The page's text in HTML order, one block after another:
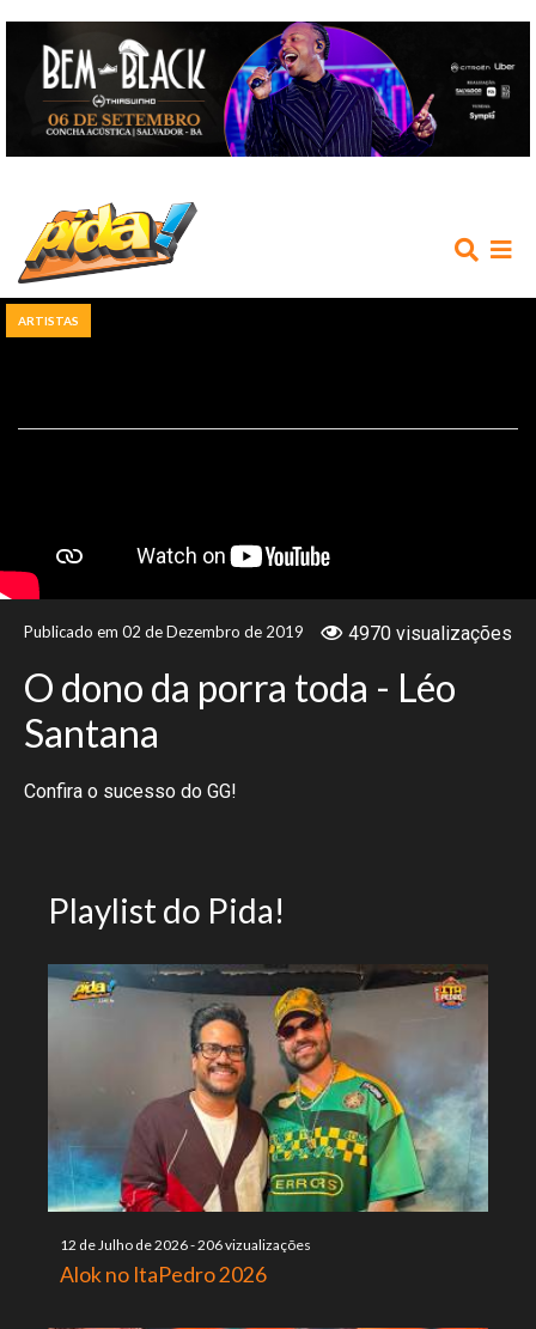
VÍDEOS
PROMOÇÕES
ARTISTAS
Publicado em 02 de Dezembro de 2019 4970 visualizações
O dono da porra toda - Léo
Santana
Confira o sucesso do GG!
Playlist do Pida!
12 de Julho de 2026-206 vizualizações
Alok no ItaPedro 2026